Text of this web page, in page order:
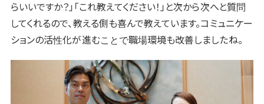
らいいですか？」「これ教えてください！」と次から次へと質問
してくれるので、教える側も喜んで教えています。コミュニケー
ションの活性化が進むことで職場環境も改善しましたね。